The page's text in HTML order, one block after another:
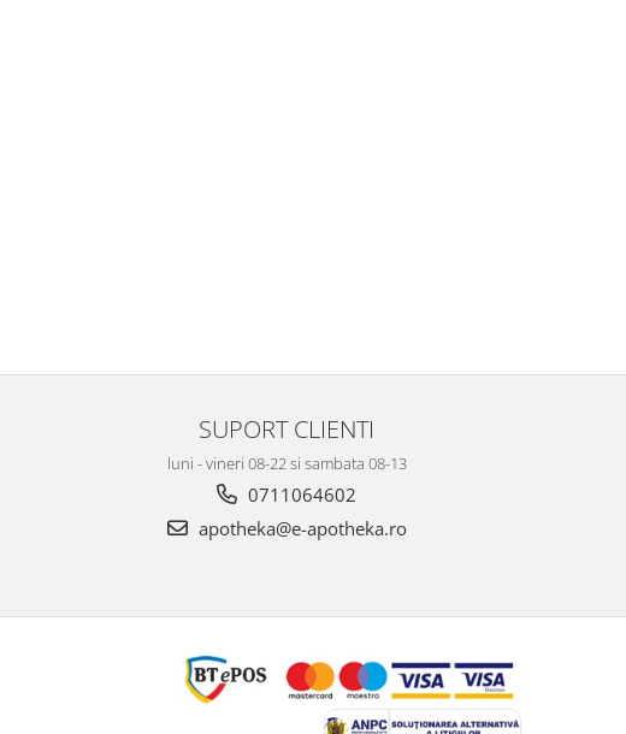
SUPORT CLIENTI
luni - vineri 08-22 si sambata 08-13
0711064602
apotheka@e-apotheka.ro